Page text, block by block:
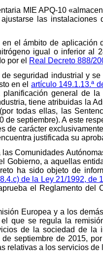
MIE APQ-10
las instalaciones
el ámbito de aplicación
igual o inferior al
por el Real Decreto 888/
seguridad industrial y
en el artículo 149.1.13.ª
general de
tiene atribuidas la
todas ellas, las
septiembre). A este
de carácter
justificada su
Comunidades
Gobierno, a aquellas
ha sido objeto de
de la Ley 21/1992, de
el Reglamento del
Europea y a los
que se regula la
de la sociedad de la
septiembre de 2015,
relativas a los servicios